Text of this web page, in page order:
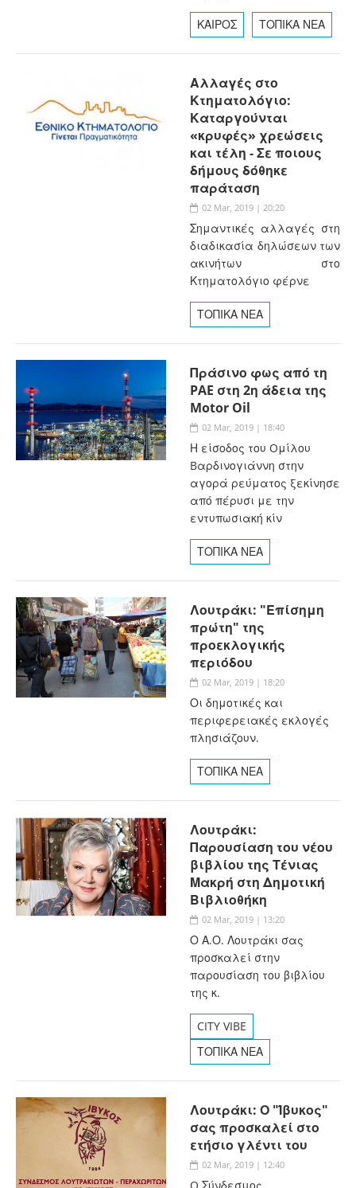
ΚΑΙΡΟΣ ΤΟΠΙΚΑ ΝΕΑ
Αλλαγές στο
Κτηματολόγιο:
Καταργούνται
«κρυφές» χρεώσεις
και τέλη - Σε ποιους
δήμους δόθηκε
παράταση
02 Mar, 2019 | 20:20
Σημαντικές αλλαγές στη
διαδικασία δηλώσεων των
ακινήτων στο
Κτηματολόγιο φέρνε
ΤΟΠΙΚΑ ΝΕΑ
Πράσινο φως από τη
PAE στη 2η άδεια της
Motor Oil
02 Mar, 2019 | 18:40
Η είσοδος του Oμίλου
Bαρδινογιάννη στην
αγορά ρεύματος ξεκίνησε
από πέρυσι με την
εντυπωσιακή κίν
ΤΟΠΙΚΑ ΝΕΑ
Λουτράκι: "Επίσημη
πρώτη" της
προεκλογικής
περιόδου
02 Mar, 2019 | 18:20
Οι δημοτικές και
περιφερειακές εκλογές
πλησιάζουν.
ΤΟΠΙΚΑ ΝΕΑ
Λουτράκι:
Παρουσίαση του νέου
βιβλίου της Τένιας
Μακρή στη Δημοτική
Βιβλιοθήκη
02 Mar, 2019 | 13:20
Ο Α.Ο. Λουτράκι σας
προσκαλεί στην
παρουσίαση του βιβλίου
της κ.
CITY VIBE
ΤΟΠΙΚΑ ΝΕΑ
Λουτράκι: Ο "Ίβυκος"
σας προσκαλεί στο
ετήσιο γλέντι του
02 Mar, 2019 | 12:40